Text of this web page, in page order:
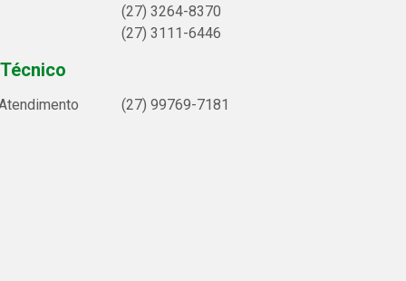
(27) 3264-8370
(27) 3111-6446
(27) 99769-7181